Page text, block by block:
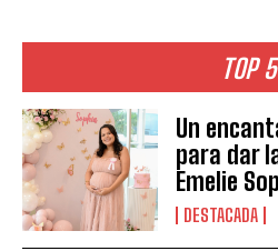
TOP 5
Un
para dar
Emelie
DESTACADA